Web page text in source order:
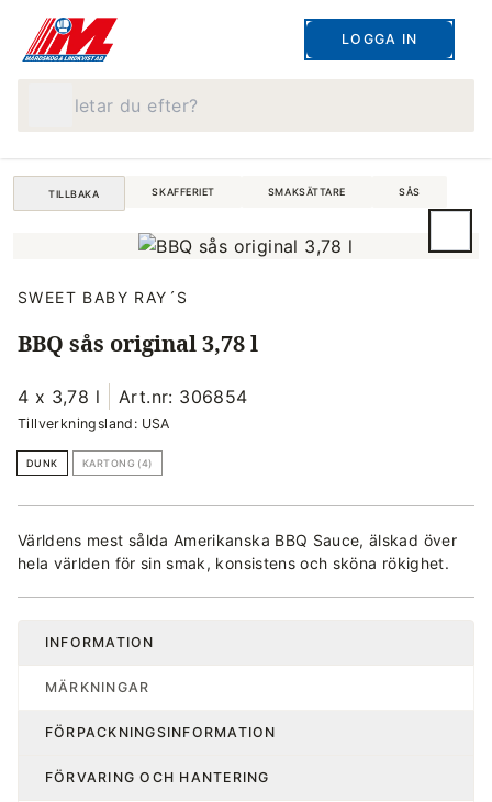
LOGGA IN
TILLBAKA SKAFFERIET SMAKSÄTTARE SÅS
SWEET BABY RAY´S
BBQ sås original 3,78 l
4 x 3,78 l Art.nr: 306854
Tillverkningsland: USA
DUNK KARTONG (4)
Världens mest sålda Amerikanska BBQ Sauce, älskad över
hela världen för sin smak, konsistens och sköna rökighet.
INFORMATION
MÄRKNINGAR
FÖRPACKNINGSINFORMATION
FÖRVARING OCH HANTERING